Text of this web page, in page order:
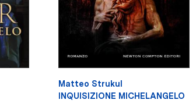
Matteo Strukul
INQUISIZIONE MICHELANGELO